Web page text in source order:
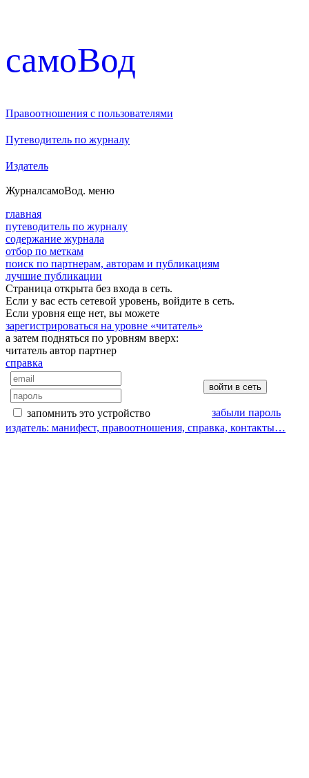
cамоВод
Правоотношения с пользователями
Путеводитель по журналу
Издатель
ЖурналсамоВод. меню
главная
путеводитель по журналу
содержание журнала
отбор по меткам
поиск по партнерам, авторам и публикациям
лучшие публикации
Страница открыта без входа в сеть.
Если у вас есть сетевой уровень, войдите в сеть.
Если уровня еще нет, вы можете
зарегистрироваться на уровне «читатель»
а затем подняться по уровням вверх:
читатель автор партнер
справка
запомнить это устройство
забыли пароль
издатель: манифест, правоотношения, справка, контакты…